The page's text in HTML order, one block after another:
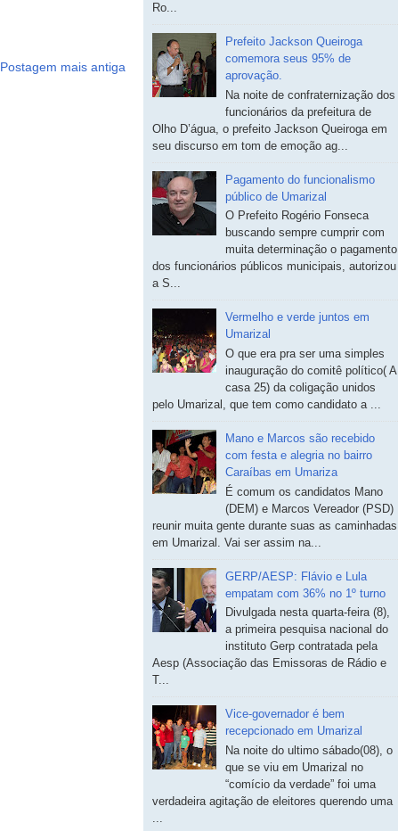
Postagem mais antiga
Ro...
Prefeito Jackson Queiroga
comemora seus 95% de
aprovação.
Na noite de confraternização dos
funcionários da prefeitura de
Olho D’água, o prefeito Jackson Queiroga em
seu discurso em tom de emoção ag...
Pagamento do funcionalismo
público de Umarizal
O Prefeito Rogério Fonseca
buscando sempre cumprir com
muita determinação o pagamento
dos funcionários públicos municipais, autorizou
a S...
Vermelho e verde juntos em
Umarizal
O que era pra ser uma simples
inauguração do comitê político( A
casa 25) da coligação unidos
pelo Umarizal, que tem como candidato a ...
Mano e Marcos são recebido
com festa e alegria no bairro
Caraíbas em Umariza
É comum os candidatos Mano
(DEM) e Marcos Vereador (PSD)
reunir muita gente durante suas as caminhadas
em Umarizal. Vai ser assim na...
GERP/AESP: Flávio e Lula
empatam com 36% no 1º turno
Divulgada nesta quarta-feira (8),
a primeira pesquisa nacional do
instituto Gerp contratada pela
Aesp (Associação das Emissoras de Rádio e
T...
Vice-governador é bem
recepcionado em Umarizal
Na noite do ultimo sábado(08), o
que se viu em Umarizal no
“comício da verdade” foi uma
verdadeira agitação de eleitores querendo uma